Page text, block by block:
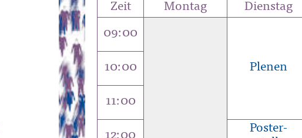
Zeit Montag Dienstag
09:00
Plenen
10:00
11:00
Poster-